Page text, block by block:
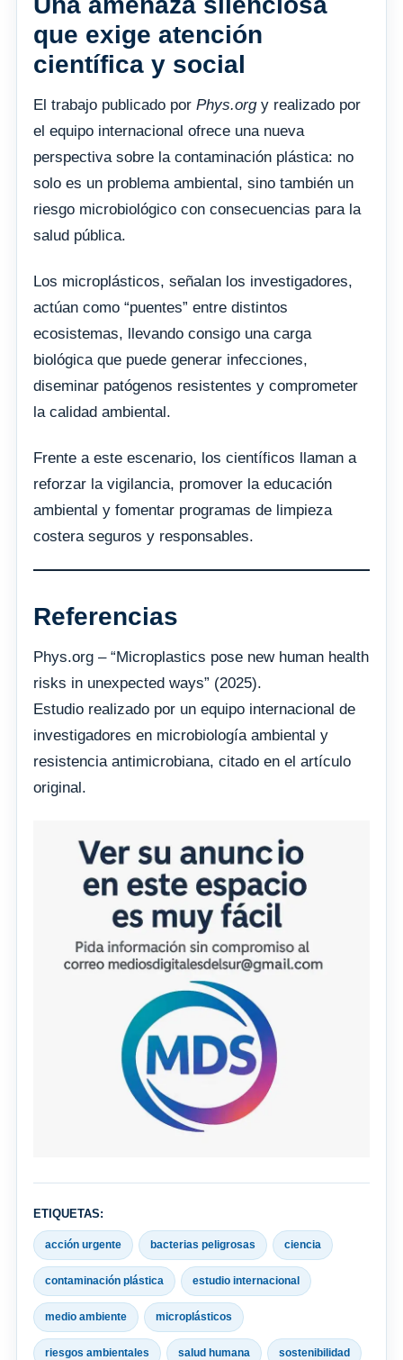
que exige atención
científica y social
El trabajo publicado por Phys.orgy realizado por
el equipo internacional ofrece una nueva
perspectiva sobre la contaminación plástica: no
solo es un problema ambiental, sino también un
riesgo microbiológico con consecuencias para la
salud pública.
Los microplásticos, señalan los investigadores,
actúan como “puentes” entre distintos
ecosistemas, llevando consigo una carga
biológica que puede generar infecciones,
diseminar patógenos resistentes y comprometer
la calidad ambiental.
Frente a este escenario, los científicos llaman a
reforzar la vigilancia, promover la educación
ambiental y fomentar programas de limpieza
costera seguros y responsables.
Referencias
Phys.org – “Microplastics pose new human health
risks in unexpected ways” (2025).
Estudio realizado por un equipo internacional de
investigadores en microbiología ambiental y
resistencia antimicrobiana, citado en el artículo
original.
ETIQUETAS:
acción urgente bacterias peligrosas ciencia
contaminación plástica estudio internacional
medio ambiente microplásticos
riesgos ambientales salud humana sostenibilidad